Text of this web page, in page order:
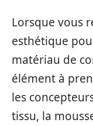
Lorsque vous
esthétique
matériau de
élément à
les
tissu, la